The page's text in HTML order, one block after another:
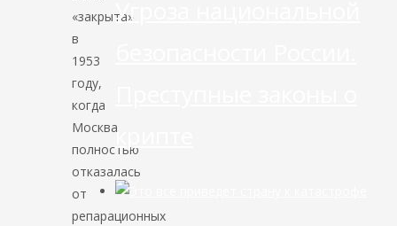
«закрыта»
в
1953
году,
когда
Москва
полностью
отказалась
от
репарационных
Угроза национальной
крипте